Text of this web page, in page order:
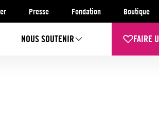
Presse Fondation Boutique
NOUS SOUTENIR FAIRE